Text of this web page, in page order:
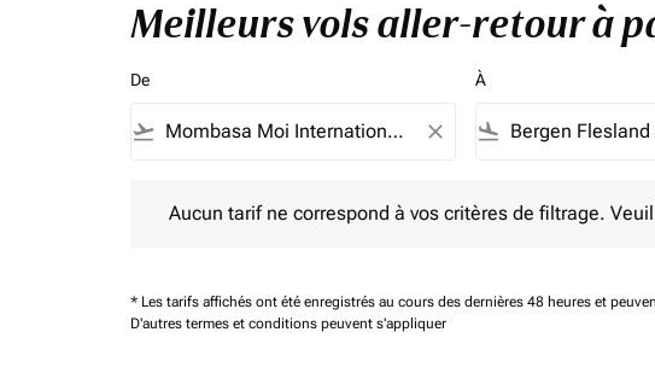
Meilleurs vols aller-retour à
De
flight_takeoff close
À
flight_land
Aucun tarif ne correspond à vos critères de filtrage.
* Les tarifs affichés ont été enregistrés au cours des dernières 48 heures et
D'autres termes et conditions peuvent s'appliquer